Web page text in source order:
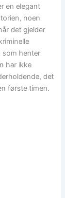
en elegant
noen
det gjelder
som henter
har ikke
det
første timen.